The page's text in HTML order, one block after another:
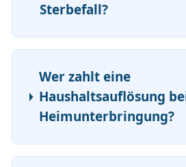
Sterbefall?
Wer zahlt eine
Haushaltsauflösung
Heimunterbringung?